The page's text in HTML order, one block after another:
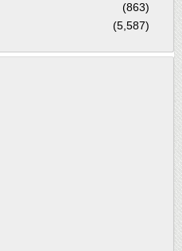
(863)
(5,587)